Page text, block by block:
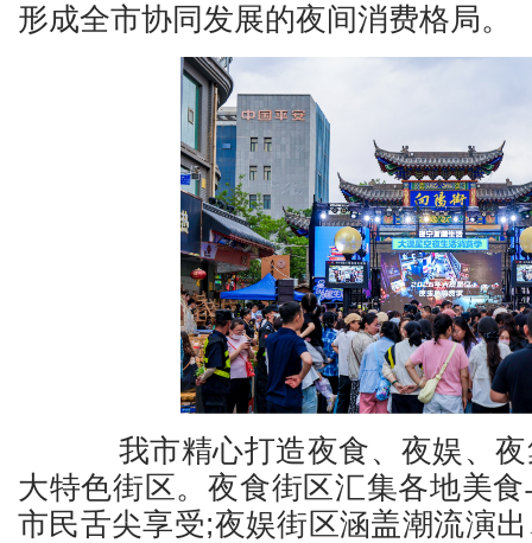
形成全市协同发展的夜间消费格局。
我市精心打造夜食、夜娱、夜
大特色街区。夜食街区汇集各地美
市民舌尖享受;夜娱街区涵盖潮流演